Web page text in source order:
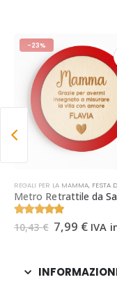
MAMMA, HOME DECOR,IDEE
-23%
REGALI PER LA MAMMA, FESTA
5.00 Su 5
10,43€ Il
prezzo
10,43 €.
7,99 €Il
7,99
IVA